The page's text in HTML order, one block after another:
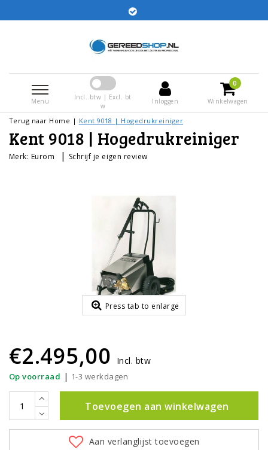
Menu
Incl. btw | Excl. bt
w
Inloggen
0
Winkelwagen
Terug naar Home | Kent 9018 | Hogedrukreiniger
Kent 9018 | Hogedrukreiniger
Merk: Eurom | Schrijf je eigen review
Press tab to enlarge
€2.495,00 Incl. btw
Op voorraad | 1-3 werkdagen
Toevoegen aan winkelwagen
Aan verlanglijst toevoegen